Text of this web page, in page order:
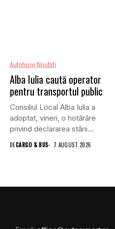
Autobuze Noutati
Alba Iulia caută operator
pentru transportul public
Consiliul Local Alba Iulia a
adoptat, vineri, o hotărâre
privind declararea stării...
DECARGO & BUS 7 AUGUST 2026